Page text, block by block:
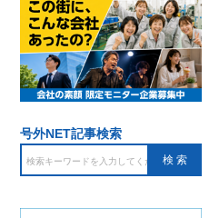
号外NET記事検索